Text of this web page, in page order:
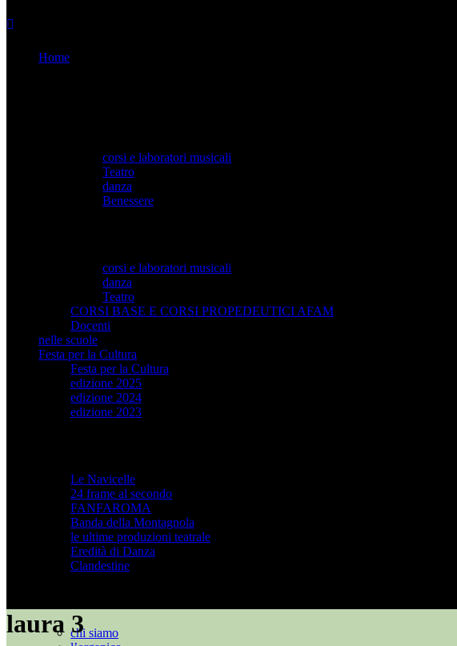
Home
corsi e laboratori musicali
Teatro
danza
Benessere
corsi e laboratori musicali
danza
Teatro
CORSI BASE E CORSI PROPEDEUTICI AFAM
Docenti
nelle scuole
Festa per la Cultura
Festa per la Cultura
edizione 2025
edizione 2024
edizione 2023
Le Navicelle
24 frame al secondo
FANFAROMA
Banda della Montagnola
le ultime produzioni teatrale
Eredità di Danza
Clandestine
chi siamo
laura 3